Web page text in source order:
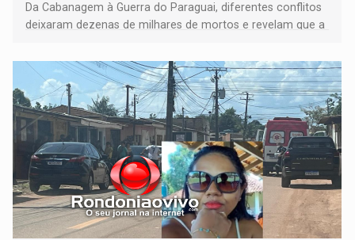
Da Cabanagem à Guerra do Paraguai, diferentes conflitos
deixaram dezenas de milhares de mortos e revelam que a
territoriais e sociais